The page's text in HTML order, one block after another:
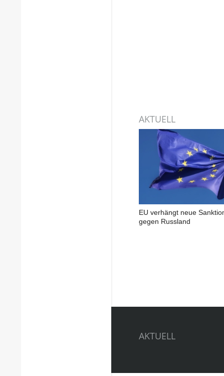
AKTUELL
EU verhängt neue
gegen Russland
AKTUELL